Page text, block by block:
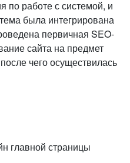
по работе с системой, и
была интегрирована
первичная SEO-
сайта на предмет
чего осуществилась
страницы